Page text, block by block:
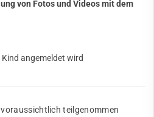
von Fotos und Videos mit dem
angemeldet wird
teilgenommen